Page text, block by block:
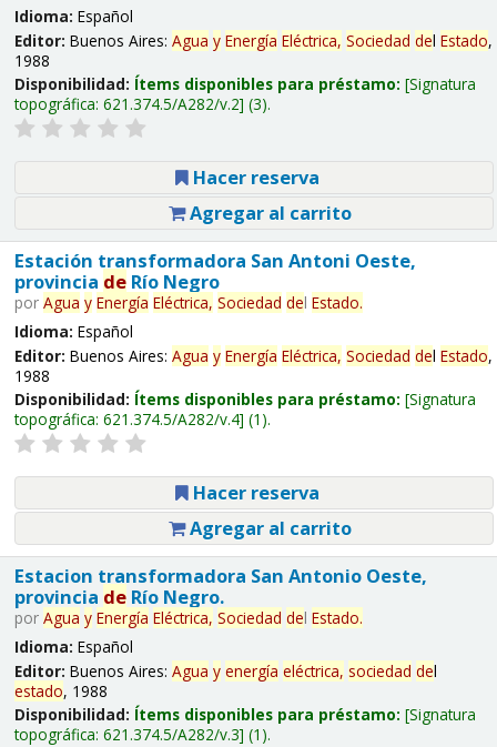
Idioma: Español
Editor: Buenos Aires: Agua y Energía Eléctrica, Sociedad del Estado,
1988
Disponibilidad: Ítems disponibles para préstamo: Signatura
topográfica: 621.374.5/A282/v.2 (3).
Hacer reserva
Agregar al carrito
Estación transformadora San Antoni Oeste,
provincia deRío Negro
por Agua y Energía Eléctrica, Sociedad del Estado.
Idioma: Español
Editor: Buenos Aires: Agua y Energía Eléctrica, Sociedad del Estado,
1988
Disponibilidad: Ítems disponibles para préstamo: Signatura
topográfica: 621.374.5/A282/v.4 (1).
Hacer reserva
Agregar al carrito
Estacion transformadora San Antonio Oeste,
provincia deRío Negro.
por Agua y Energía Eléctrica, Sociedad del Estado.
Idioma: Español
Editor: Buenos Aires: Agua y energía eléctrica, sociedad del
estado, 1988
Disponibilidad: Ítems disponibles para préstamo: Signatura
topográfica: 621.374.5/A282/v.3 (1).